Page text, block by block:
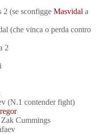
2 (se sconfigge Masvidal a
(che vinca o perda contro
2
(N.1 contender fight)
Cummings